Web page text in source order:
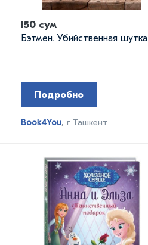
150 сум
Бэтмен. Убийственная шутка
Подробно
Book4You, г Ташкент